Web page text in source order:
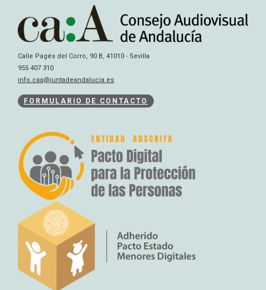
Calle Pagés del Corro, 90 B, 41010 - Sevilla
955 407 310
info.caa@juntadeandalucia.es
FORMULARIO DE CONTACTO